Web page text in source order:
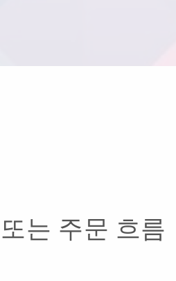
는 주문 흐름